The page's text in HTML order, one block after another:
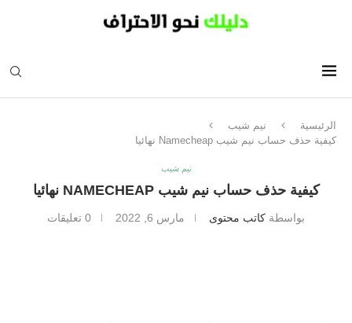
الرئيسية
نيم شيب
كيفية حذف حساب نيم شيب Namecheap نهائيا
نيم شيب
كيفية حذف حساب نيم شيب NAMECHEAP نهائيا
بواسطة كاتب محتوى مارس 6, 2022 0 تعليقات